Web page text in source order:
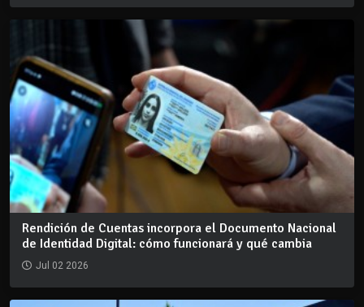
Rendición de Cuentas incorpora el Documento Nacional
de Identidad Digital: cómo funcionará y qué cambia
Jul 02 2026